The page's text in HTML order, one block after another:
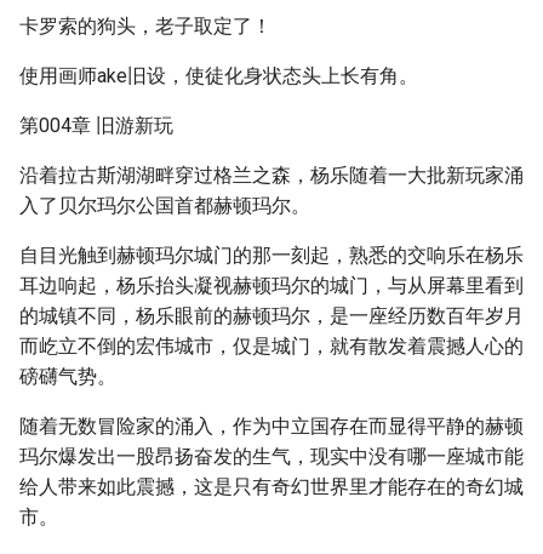
卡罗索的狗头，老子取定了！
使用画师ake旧设，使徒化身状态头上长有角。
第004章 旧游新玩
沿着拉古斯湖湖畔穿过格兰之森，杨乐随着一大批新玩家涌
入了贝尔玛尔公国首都赫顿玛尔。
自目光触到赫顿玛尔城门的那一刻起，熟悉的交响乐在杨乐
耳边响起，杨乐抬头凝视赫顿玛尔的城门，与从屏幕里看到
的城镇不同，杨乐眼前的赫顿玛尔，是一座经历数百年岁月
而屹立不倒的宏伟城市，仅是城门，就有散发着震撼人心的
磅礴气势。
随着无数冒险家的涌入，作为中立国存在而显得平静的赫顿
玛尔爆发出一股昂扬奋发的生气，现实中没有哪一座城市能
给人带来如此震撼，这是只有奇幻世界里才能存在的奇幻城
市。